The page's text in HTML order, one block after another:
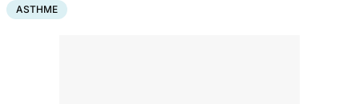
ASTHME